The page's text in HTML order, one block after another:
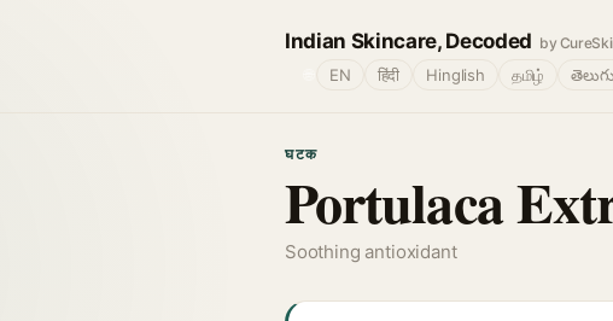
Indian Skincare, Decoded by
EN हिंदी Hinglish தமிழ் తెలుగు
घटक
Portulaca
Soothing antioxidant